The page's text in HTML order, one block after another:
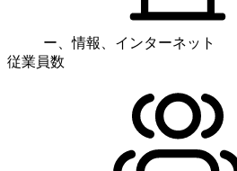
ー、情報、インターネット
従業員数